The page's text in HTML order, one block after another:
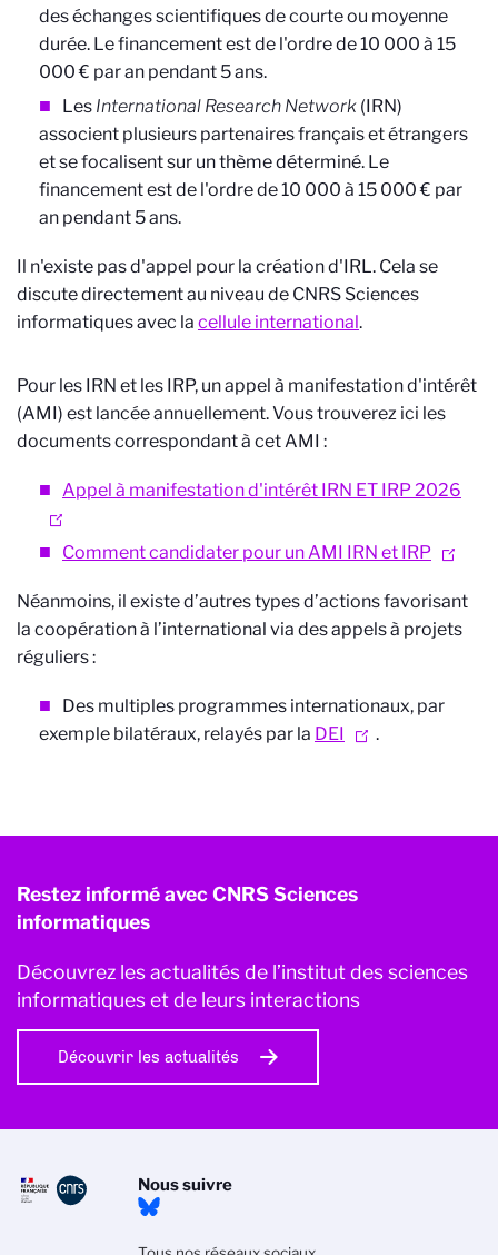
des échanges scientifiques de courte ou moyenne
durée. Le financement est de l'ordre de 10 000 à 15
000 € par an pendant 5 ans.
Les International Research Network (IRN)
associent plusieurs partenaires français et étrangers
et se focalisent sur un thème déterminé. Le
financement est de l'ordre de 10 000 à 15 000 € par
an pendant 5 ans.
Il n'existe pas d'appel pour la création d'IRL. Cela se
discute directement au niveau de CNRS Sciences
informatiques avec la cellule international.
Pour les IRN et les IRP, un appel à manifestation d'intérêt
(AMI) est lancée annuellement. Vous trouverez ici les
documents correspondant à cet AMI :
Appel à manifestation d'intérêt IRN ET IRP 2026
Comment candidater pour un AMI IRN et IRP
Néanmoins, il existe d’autres types d’actions favorisant
la coopération à l’international via des appels à projets
réguliers :
Des multiples programmes internationaux, par
exemple bilatéraux, relayés par la DEI .
Restez informé avec CNRS Sciences
informatiques
Découvrez les actualités de l’institut des sciences
informatiques et de leurs interactions
Découvrir les actualités
Nous suivre